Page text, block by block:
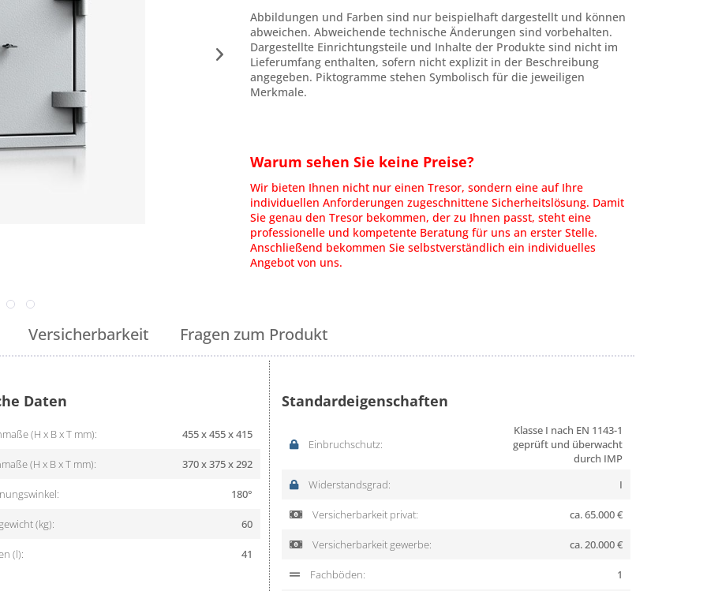
Abbildungen und Farben sind nur beispielhaft dargestellt und können
abweichen. Abweichende technische Änderungen sind vorbehalten.
Dargestellte Einrichtungsteile und Inhalte der Produkte sind nicht im
Lieferumfang enthalten, sofern nicht explizit in der Beschreibung
angegeben. Piktogramme stehen Symbolisch für die jeweiligen
Merkmale.
Warum sehen Sie keine Preise?
Wir bieten Ihnen nicht nur einen Tresor, sondern eine auf Ihre
individuellen Anforderungen zugeschnittene Sicherheitslösung. Damit
Sie genau den Tresor bekommen, der zu Ihnen passt, steht eine
professionelle und kompetente Beratung für uns an erster Stelle.
Anschließend bekommen Sie selbstverständlich ein individuelles
Angebot von uns.
Versicherbarkeit Fragen zum Produkt
Daten
(H x B x T mm): 455 x 455 x 415
(H x B x T mm): 370 x 375 x 292
180°
(kg): 60
(l): 41
Standardeigenschaften
Einbruchschutz:
Klasse I nach EN 1143-1
geprüft und überwacht
durch IMP
Widerstandsgrad:
I
Versicherbarkeit privat: ca. 65.000 €
Versicherbarkeit gewerbe: ca. 20.000 €
Fachböden: 1